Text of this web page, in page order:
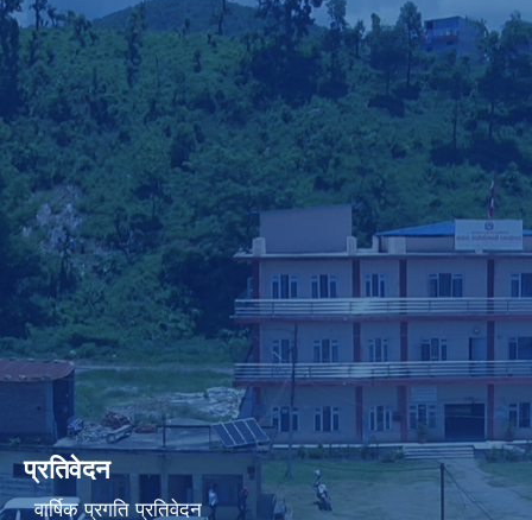
प्रतिवेदन
वार्षिक प्रगति प्रतिवेदन